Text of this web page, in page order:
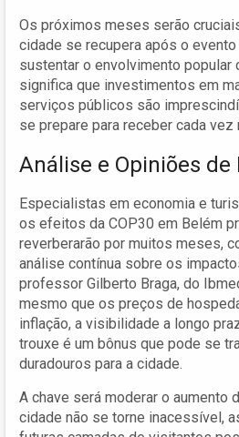
Os próximos meses serão
cidade se recupera após o
sustentar o envolvimento popular
significa que investimentos em
serviços públicos são
se prepare para receber cada vez
Análise e Opiniões de
Especialistas em economia e
os efeitos da COP30 em Belém
reverberarão por muitos meses,
análise contínua sobre os
professor Gilberto Braga, do
mesmo que os preços de
inflação, a visibilidade a longo
trouxe é um bônus que pode se
duradouros para a cidade.
A chave será moderar o aumento
cidade não se torne inacessível,